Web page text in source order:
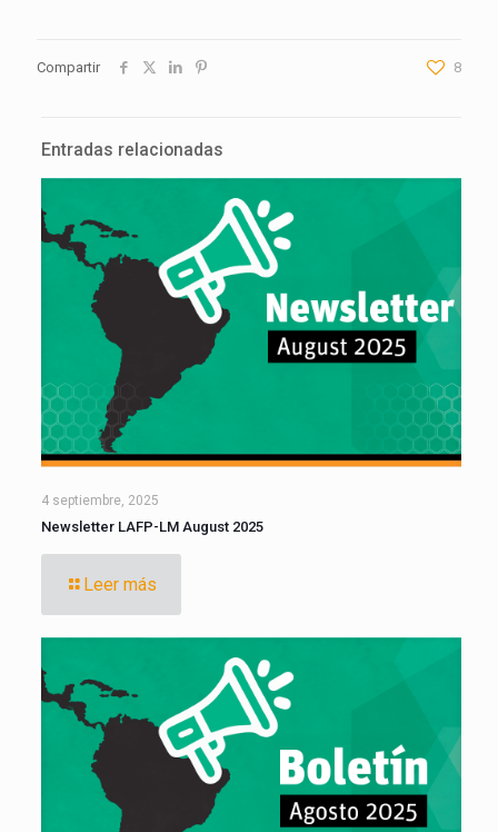
Compartir 8
Entradas relacionadas
4 septiembre, 2025
Newsletter LAFP-LM August 2025
Leer más